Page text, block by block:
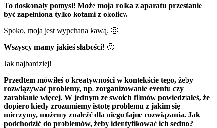
To doskonały pomysł! Może moja rolka z aparatu przestanie
być zapełniona tylko kotami z okolicy.
Spoko, moja jest wypchana kawą. 🙂
Wszyscy mamy jakieś słabości! 🙂
Jak najbardziej!
Przedtem mówiłeś o kreatywności w kontekście tego, żeby
rozwiązywać problemy, np. zorganizowanie eventu czy
zarabianie więcej. W jednym ze swoich filmów powiedziałeś, że
dopiero kiedy zrozumiemy istotę problemu z jakim się
mierzymy, możemy znaleźć dla niego fajne rozwiązania. Jak
podchodzić do problemów, żeby identyfikować ich sedno?